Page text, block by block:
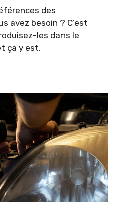
des
avez besoin ? C’est
les dans le
ça y est.